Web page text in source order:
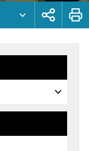
展
鈕
列